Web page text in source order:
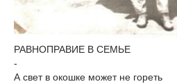
РАВНОПРАВИЕ В СЕМЬЕ
-
А свет в окошке может не гореть